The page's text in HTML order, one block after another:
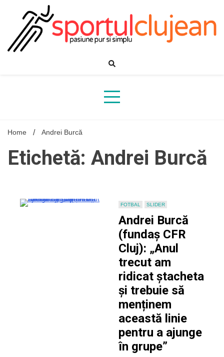
Home Andrei Burcă
Etichetă: Andrei Burcă
FOTBAL SLIDER
Andrei Burcă
(fundaș CFR
Cluj): „Anul
trecut am
ridicat ștacheta
și trebuie să
menținem
această linie
pentru a ajunge
în grupe”